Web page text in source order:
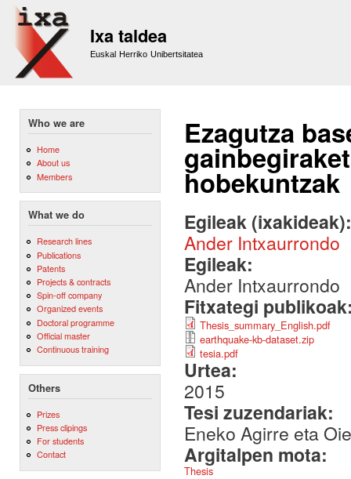
Ixa taldea
Euskal Herriko Unibertsitatea
Who we are
Home
About us
Members
What we do
Research lines
Publications
Patents
Projects & contracts
Spin-off company
Organized events
Doctoral programme
Official master
Continuous training
Others
Prizes
Press clipings
For students
Contact
Ezagutza
hobekuntzak
Egileak
Ander Intxaurrondo
Egileak:
Ander Intxaurrondo
Fitxategi
Thesis_summary_English.pdf
earthquake-kb-dataset.zip
tesia.pdf
Urtea:
2015
Tesi zuzendariak:
Eneko Agirre eta
Argitalpen mota:
Thesis